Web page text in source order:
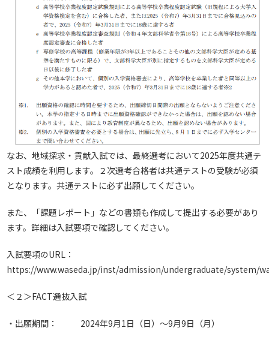
なお、地域探求・貢献入試では、最終選考において2025年度共通テ
スト成績を利用します。２次選考合格者は共通テストの受験が必須
となります。共通テストに必ず出願してください。
また、「課題レポート」などの書類も作成して提出する必要があり
ます。詳細は入試要項で確認してください。
入試要項のURL：
https://www.waseda.jp/inst/admission/undergraduate/system/
＜２＞FACT選抜入試
・出願期間： 2024年9月1日（日）～9月9日（月）